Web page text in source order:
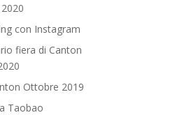
con Instagram
fiera di Canton
Ottobre 2019
Taobao